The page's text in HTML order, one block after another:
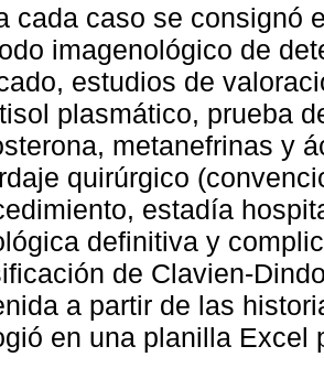
cada caso se consignó
imagenológico de
estudios de
plasmático, prueba
metanefrinas y
quirúrgico
estadía
definitiva y
de Clavien-
a partir de las
en una planilla Excel